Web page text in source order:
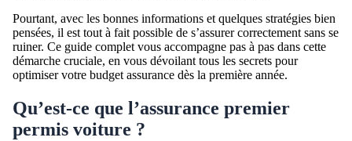
Pourtant, avec les bonnes informations et quelques stratégies bien
pensées, il est tout à fait possible de s’assurer correctement sans se
ruiner. Ce guide complet vous accompagne pas à pas dans cette
démarche cruciale, en vous dévoilant tous les secrets pour
optimiser votre budget assurance dès la première année.
Qu’est-ce que l’assurance premier
permis voiture ?